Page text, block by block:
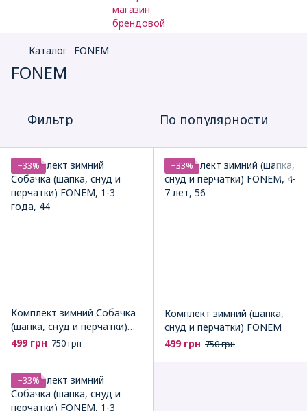
Каталог FONEM
FONEM
Фильтр По популярности
−33%
Комплект зимний Собачка
(шапка, снуд и перчатки)
FONEM
499 грн 750 грн
−33%
Комплект зимний (шапка,
снуд и перчатки) FONEM
499 грн 750 грн
−33%